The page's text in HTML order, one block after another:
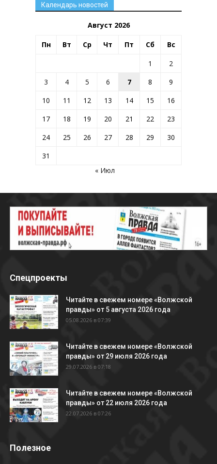
Календарь новостей
Август 2026
Пн Вт Ср Чт Пт Сб Вс
1
2
3
4 5 6 7 8
9
10
11 12 13 14 15
16
17
18 19 20 21 22
23
24
25 26 27 28 29
30
31
« Июл
Спецпроекты
Читайте в свежем номере «Волжской
правды» от 5 августа 2026 года
05.08.2026 в 07:39
Читайте в свежем номере «Волжской
правды» от 29 июля 2026 года
29.07.2026 в 07:18
Читайте в свежем номере «Волжской
правды» от 22 июля 2026 года
22.07.2026 в 07:26
Полезное